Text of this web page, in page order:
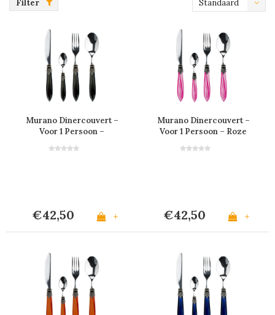
Filter Standaard
Murano Dinercouvert –
Voor 1 Persoon –
€42,50 +
Murano Dinercouvert –
Voor 1 Persoon – Roze
€42,50 +